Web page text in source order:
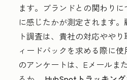
ます。 ブランドとの関わり
に感じたかが測定されます
ト調査は、貴社の対応やや
ィードバックを求める際に
のアンケートは、Eメールま